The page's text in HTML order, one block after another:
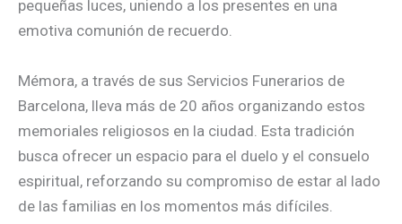
pequeñas luces, uniendo a los presentes en una
emotiva comunión de recuerdo.
Mémora, a través de sus Servicios Funerarios de
Barcelona, lleva más de 20 años organizando estos
memoriales religiosos en la ciudad. Esta tradición
busca ofrecer un espacio para el duelo y el consuelo
espiritual, reforzando su compromiso de estar al lado
de las familias en los momentos más difíciles.